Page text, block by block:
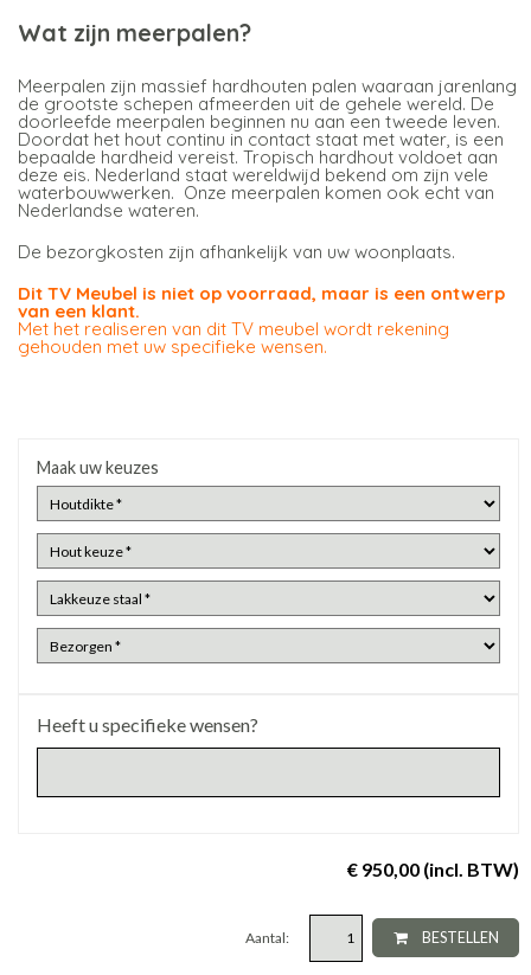
Wat zijn meerpalen?
Meerpalen zijn massief hardhouten palen waaraan jarenlang
de grootste schepen afmeerden uit de gehele wereld. De
doorleefde meerpalen beginnen nu aan een tweede leven.
Doordat het hout continu in contact staat met water, is een
bepaalde hardheid vereist. Tropisch hardhout voldoet aan
deze eis. Nederland staat wereldwijd bekend om zijn vele
waterbouwwerken. Onze meerpalen komen ook echt van
Nederlandse wateren.
De bezorgkosten zijn afhankelijk van uw woonplaats.
Dit TV Meubel is niet op voorraad, maar is een ontwerp
van een klant.
Met het realiseren van dit TV meubel wordt rekening
gehouden met uw specifieke wensen.
Maak uw keuzes
Heeft u specifieke wensen?
€ 950,00 (incl. BTW)
Aantal: BESTELLEN